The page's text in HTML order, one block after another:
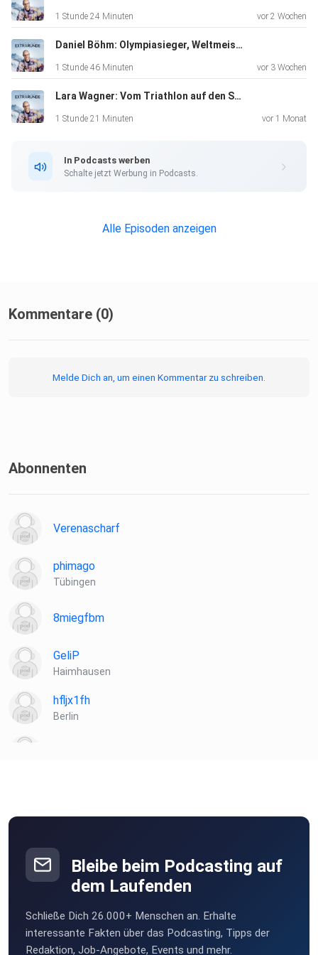
für die
Christiansen in
Zukunft auf das Höhentraining verzichten? Die ersten Infos
Biathlon in Dresden sind raus und Frankreichs Superstar
Emilien
1 Stunde 24 Minuten vor 2 Wochen
Daniel Böhm: Olympiasieger, Weltmeister und das frühe Ende
1 Stunde 46 Minuten vor 3 Wochen
Lara Wagner: Vom Triathlon auf den Sprung zum Weltcup!
1 Stunde 21 Minuten vor 1 Monat
In Podcasts werben
Schalte jetzt Werbung in Podcasts.
Alle Episoden anzeigen
Kommentare (0)
Melde Dich an, um einen Kommentar zu schreiben.
Abonnenten
Verenascharf
phimago
Tübingen
8miegfbm
GeliP
Haimhausen
hfljx1fh
Berlin
Jena
Speedmaus
Münster
Bleibe beim Podcasting auf
dem Laufenden
Schließe Dich 26.000+ Menschen an. Erhalte
interessante Fakten über das Podcasting, Tipps der
Redaktion, Job-Angebote, Events und mehr.